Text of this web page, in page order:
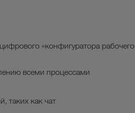
«конфигуратора рабочего
всеми процессами
таких как чат